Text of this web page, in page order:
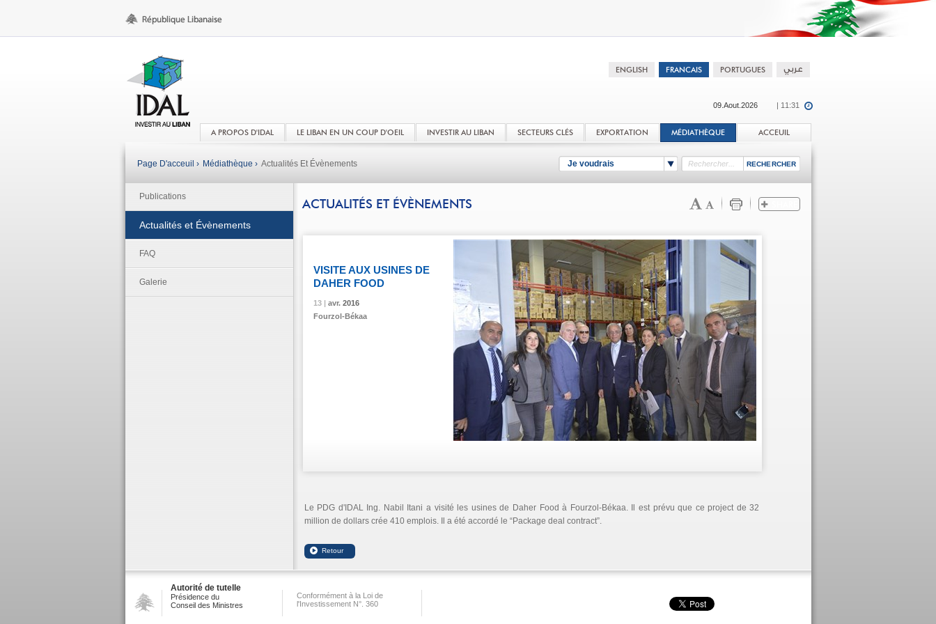
09.Aout.2026 | 11:31
A PROPOS D'IDAL LE LIBAN EN UN COUP D'OEIL INVESTIR AU LIBAN SECTEURS CLÉS EXPORTATION MÉDIATHÈQUE ACCEUIL
Je voudrais
Page D'acceuil › Médiathèque › Actualités Et Évènements
Publications
Actualités et Évènements
FAQ
Galerie
ACTUALITÉS ET ÉVÈNEMENTS
13 | avr.2016
VISITE AUX USINES DE
DAHER FOOD
13 | avr.2016
Fourzol-Békaa
13 | avr.2016
Le PDG d'IDAL Ing. Nabil Itani a visité les usines de Daher Food à Fourzol-Békaa. Il est prévu que ce project de 32
million de dollars crée 410 emplois. Il a été accordé le “Package deal contract”.
Autorité de tutelle
Présidence du
Conseil des Ministres
Conformément à la Loi de
l'Investissement N°. 360